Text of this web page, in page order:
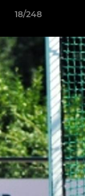
18/248